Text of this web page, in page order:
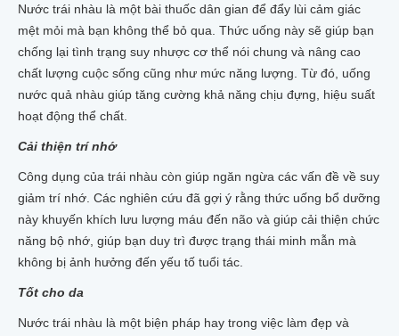
Nước trái nhàu là một bài thuốc dân gian để đẩy lùi cảm giác
mệt mỏi mà bạn không thể bỏ qua. Thức uống này sẽ giúp bạn
chống lại tình trạng suy nhược cơ thể nói chung và nâng cao
chất lượng cuộc sống cũng như mức năng lượng. Từ đó, uống
nước quả nhàu giúp tăng cường khả năng chịu đựng, hiệu suất
hoạt động thể chất.
Cải thiện trí nhớ
Công dụng của trái nhàu còn giúp ngăn ngừa các vấn đề về suy
giảm trí nhớ. Các nghiên cứu đã gợi ý rằng thức uống bổ dưỡng
này khuyến khích lưu lượng máu đến não và giúp cải thiện chức
năng bộ nhớ, giúp bạn duy trì được trạng thái minh mẫn mà
không bị ảnh hưởng đến yếu tố tuổi tác.
Tốt cho da
Nước trái nhàu là một biện pháp hay trong việc làm đẹp và